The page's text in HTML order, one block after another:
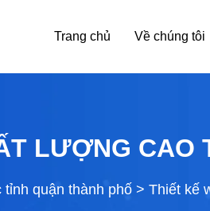
Trang chủ Về chúng tôi
quận thành phố> Thiết kế
LƯỢNG CAO